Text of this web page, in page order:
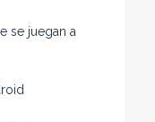
se juegan a